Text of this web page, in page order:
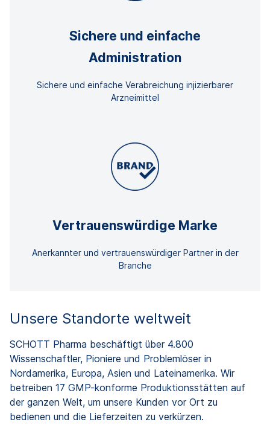
Sichere und einfache
Administration
Sichere und einfache Verabreichung injizierbarer
Arzneimittel
Vertrauenswürdige Marke
Anerkannter und vertrauenswürdiger Partner in der
Branche
Unsere Standorte weltweit
SCHOTT Pharma beschäftigt über 4.800
Wissenschaftler, Pioniere und Problemlöser in
Nordamerika, Europa, Asien und Lateinamerika. Wir
betreiben 17 GMP-konforme Produktionsstätten auf
der ganzen Welt, um unsere Kunden vor Ort zu
bedienen und die Lieferzeiten zu verkürzen.